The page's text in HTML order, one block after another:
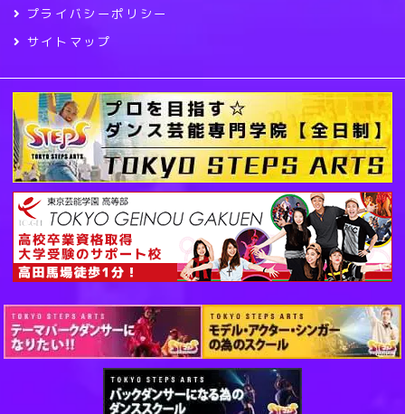
プライバシーポリシー
サイトマップ